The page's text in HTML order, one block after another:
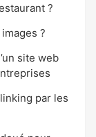
?
?
site web
par les